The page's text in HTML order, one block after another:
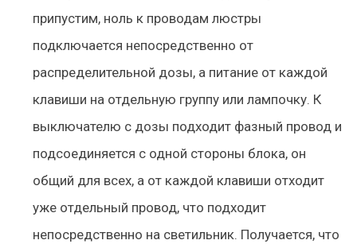
припустим, ноль к проводам люстры
подключается непосредственно от
распределительной дозы, а питание от каждой
клавиши на отдельную группу или лампочку. К
выключателю с дозы подходит фазный провод и
подсоединяется с одной стороны блока, он
общий для всех, а от каждой клавиши отходит
уже отдельный провод, что подходит
непосредственно на светильник. Получается, что